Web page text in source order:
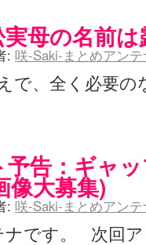
母の名前は
: 咲-Saki-まとめアン
で、全く必要
告：ギャ
像大募集)
: 咲-Saki-まとめアン
ナです。 次回